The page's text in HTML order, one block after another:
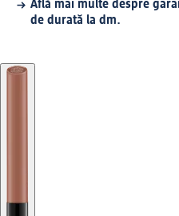
Află mai multe despre
de durată la dm.